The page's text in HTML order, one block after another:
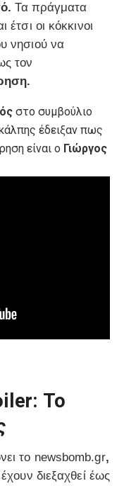
Τα πράγματα
οι κόκκινοι
νησιού να
τον
στο συμβούλιο
έδειξαν πως
είναι ο Γιώργος
Το
το newsbomb.gr,
διεξαχθεί έως